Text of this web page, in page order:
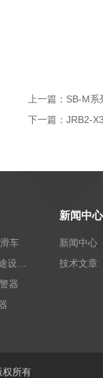
上一篇： SB-M系
下一篇： JRB2-
车
器
新闻中心
新闻中心
技术文章
所有